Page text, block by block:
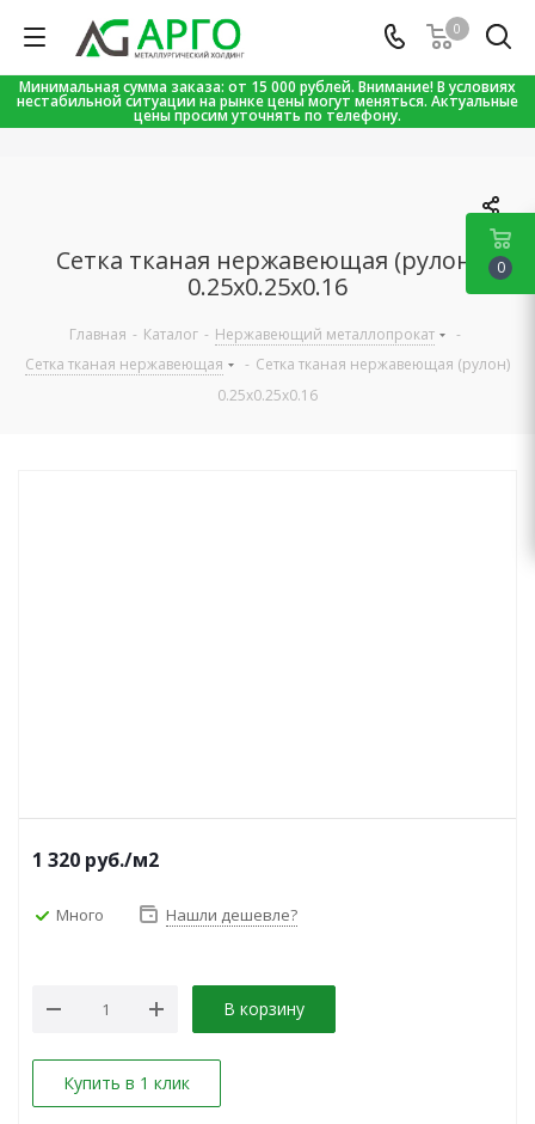
Минимальная сумма заказа: от 15 000 рублей. Внимание! В условиях
нестабильной ситуации на рынке цены могут меняться. Актуальные
цены просим уточнять по телефону.
0
Сетка тканая нержавеющая (рулон)
0.25х0.25х0.16
Главная - Каталог - Нержавеющий металлопрокат
-
Сетка тканая нержавеющая
- Сетка тканая нержавеющая (рулон)
0.25х0.25х0.16
1 320 руб./м2
Много Нашли дешевле?
В корзину
Купить в 1 клик
0